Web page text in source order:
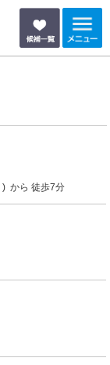
) から 徒歩7分